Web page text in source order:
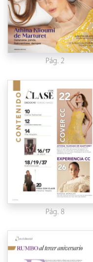
Pág. 2
Pág. 8